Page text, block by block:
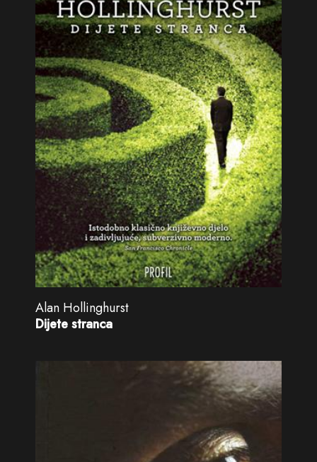
Alan Hollinghurst
Dijete stranca